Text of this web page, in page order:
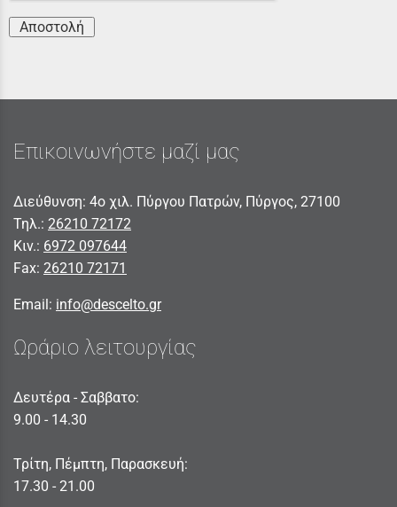
Αποστολή
Επικοινωνήστε μαζί μας
Διεύθυνση: 4ο χιλ. Πύργου Πατρών, Πύργος, 27100
Τηλ.: 26210 72172
Κιν.: 6972 097644
Fax: 26210 72171
Email: info@descelto.gr
Ωράριο λειτουργίας
Δευτέρα - Σαββατο:
9.00 - 14.30
Τρίτη, Πέμπτη, Παρασκευή:
17.30 - 21.00